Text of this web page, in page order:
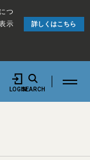
つ
示
詳しくはこちら
LOGINSEARCH